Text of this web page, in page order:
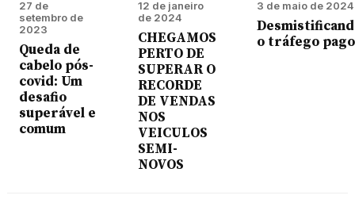
27 de
setembro de
2023
Queda de
cabelo pós-
covid: Um
desafio
superável e
comum
12 de janeiro
de 2024
CHEGAMOS
PERTO DE
SUPERAR O
RECORDE
DE VENDAS
NOS
VEICULOS
SEMI-
NOVOS
3 de maio de 2024
o tráfego